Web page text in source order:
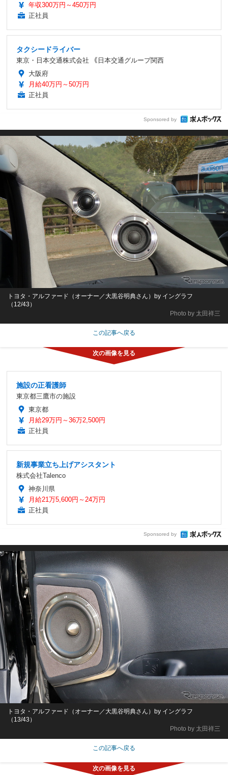
年収300万円～450万円
正社員
タクシードライバー
東京・日本交通株式会社 ｟日本交通グループ関西
大阪府
月給40万円～50万円
正社員
Sponsored by
Photo by 太田祥三
トヨタ・アルファード（オーナー／大黒谷明典さん）by イングラフ
（12/43）
この記事へ戻る
施設の正看護師
東京都三鷹市の施設
東京都
月給29万円～36万2,500円
正社員
新規事業立ち上げアシスタント
株式会社Talenco
神奈川県
月給21万5,600円～24万円
正社員
Sponsored by
Photo by 太田祥三
トヨタ・アルファード（オーナー／大黒谷明典さん）by イングラフ
（13/43）
この記事へ戻る